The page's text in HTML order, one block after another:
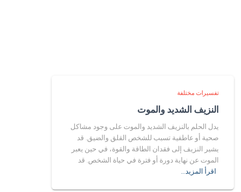
تفسيرات مختلفة
النزيف الشديد والموت
يدل الحلم بالنزيف الشديد والموت على وجود مشاكل
صحية أو عاطفية تسبب للشخص القلق والضيق. قد
يشير النزيف إلى فقدان الطاقة والقوة، في حين يعبر
الموت عن نهاية دورة أو فترة في حياة الشخص. قد
اقرأ المزيد…